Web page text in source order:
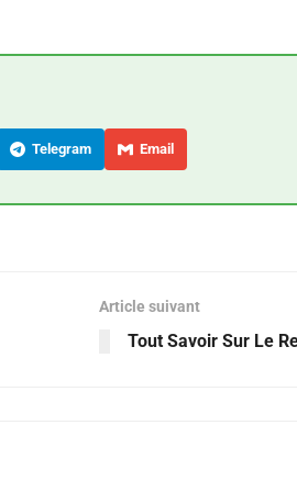
Telegram Email
Article suivant
Tout Savoir Sur Le